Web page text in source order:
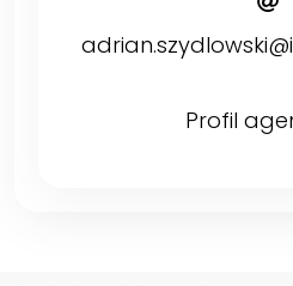
Profil